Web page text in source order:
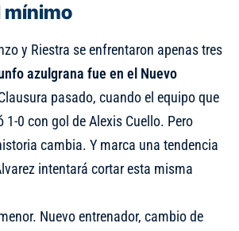
mínimo
y Riestra se enfrentaron apenas tres
azulgrana fue en el Nuevo
pasado, cuando el equipo que
1-0 con gol de Alexis Cuello. Pero
cambia. Y marca una tendencia
intentará cortar esta misma
Nuevo entrenador, cambio de